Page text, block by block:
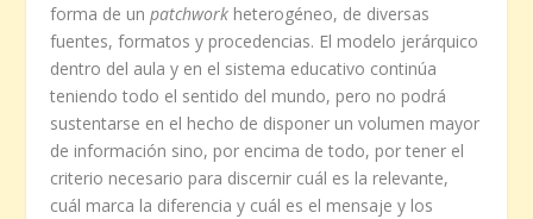
forma de unpatchwork heterogéneo, de diversas
fuentes, formatos y procedencias. El modelo jerárquico
dentro del aula y en el sistema educativo continúa
teniendo todo el sentido del mundo, pero no podrá
sustentarse en el hecho de disponer un volumen mayor
de información sino, por encima de todo, por tener el
criterio necesario para discernir cuál es la relevante,
cuál marca la diferencia y cuál es el mensaje y los